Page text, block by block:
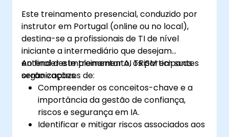
do mundo real, os alunos adquirem as
habilidades para identificar padrões de
ataque de IA, proteger aplicações baseadas
em LLM e implantar defesas eficazes em
runtime para ambientes de produção.
Este treinamento presencial, conduzido por
instrutor em Portugal (online ou no local),
destina-se a profissionais de TI de nível
iniciante a intermediário que desejam
entender e implementar AI TRiSM em suas
organizações.
Ao final deste treinamento, os participantes
serão capazes de:
Compreender os conceitos-chave e a
importância da gestão de confiança,
riscos e segurança em IA.
Identificar e mitigar riscos associados aos